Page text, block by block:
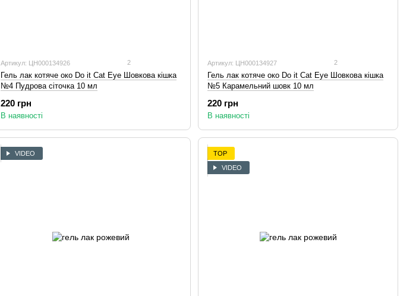
Артикул: ЦН000134926 2
Гель лак котяче око Do it Cat Eye Шовкова кішка
№4 Пудрова сіточка 10 мл
220 грн
В наявності
Артикул: ЦН000134927 2
Гель лак котяче око Do it Cat Eye Шовкова кішка
№5 Карамельний шовк 10 мл
220 грн
В наявності
VIDEO
TOP
VIDEO